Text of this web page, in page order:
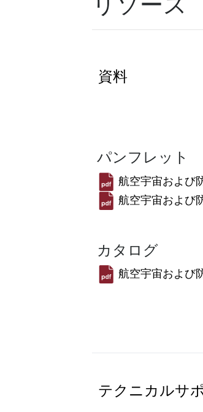
資料
パンフレット
航空宇宙および
航空宇宙および
カタログ
航空宇宙および
テクニカルサ